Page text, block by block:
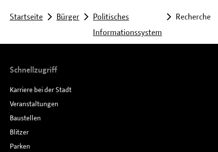
Sie
hier:
Startseite Bürger
Politisches
Informationssystem
Recherche
Schnellzugriff
Karriere bei der Stadt
Veranstaltungen
Baustellen
Blitzer
Parken